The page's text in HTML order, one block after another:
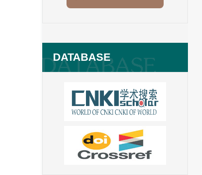
DATABASE